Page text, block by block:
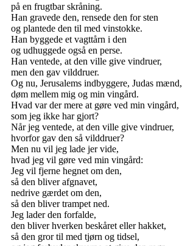
på en frugtbar skråning.
Han gravede den, rensede den for sten
og plantede den til med vinstokke.
Han byggede et vagttårn i den
og udhuggede også en perse.
Han ventede, at den ville give vindruer,
men den gav vilddruer.
Og nu, Jerusalems indbyggere, Judas mænd,
døm mellem mig og min vingård.
Hvad var der mere at gøre ved min vingård,
som jeg ikke har gjort?
Når jeg ventede, at den ville give vindruer,
hvorfor gav den så vilddruer?
Men nu vil jeg lade jer vide,
hvad jeg vil gøre ved min vingård:
Jeg vil fjerne hegnet om den,
så den bliver afgnavet,
nedrive gærdet om den,
så den bliver trampet ned.
Jeg lader den forfalde,
den bliver hverken beskåret eller hakket,
så den gror til med tjørn og tidsel,